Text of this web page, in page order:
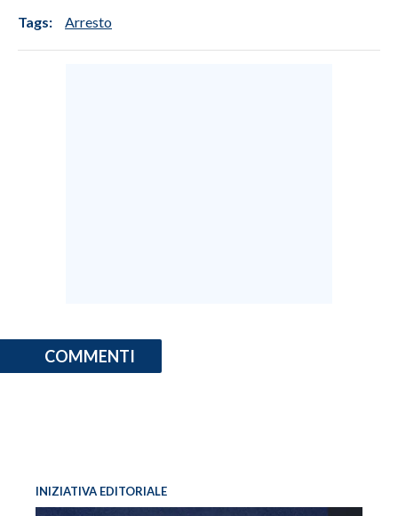
Tags: Arresto
COMMENTI
INIZIATIVA EDITORIALE